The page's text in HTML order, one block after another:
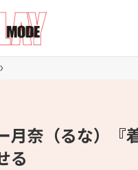
月奈（るな）『
る